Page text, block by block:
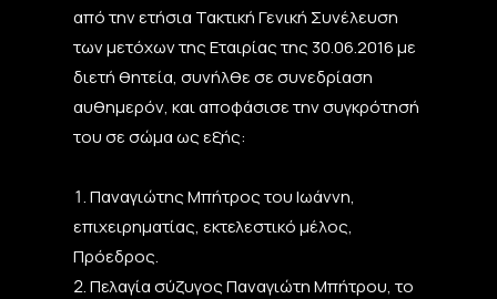
από την ετήσια Τακτική Γενική Συνέλευση
των μετόχων της Εταιρίας της 30.06.2016 με
διετή θητεία, συνήλθε σε συνεδρίαση
αυθημερόν, και αποφάσισε την συγκρότησή
του σε σώμα ως εξής:
Παναγιώτης Μπήτρος του Ιωάννη,
επιχειρηματίας, εκτελεστικό μέλος,
Πρόεδρος.
Πελαγία σύζυγος Παναγιώτη Μπήτρου, το